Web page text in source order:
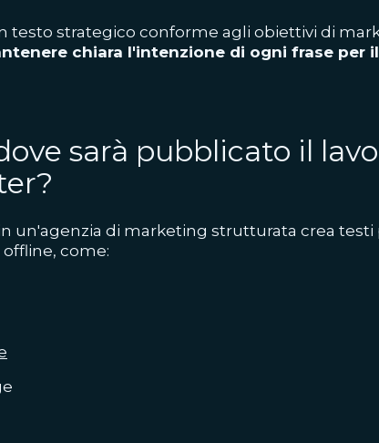
testo strategico conforme agli obiettivi di
chiara l'intenzione di ogni frase per
sarà pubblicato il
un'agenzia di marketing strutturata crea testi
come: